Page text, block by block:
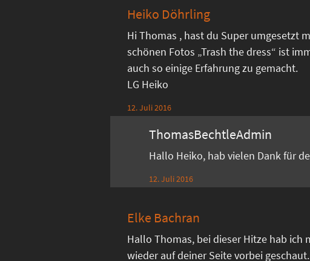
Heiko Döhrling
Hi Thomas , hast du Super umgesetzt
schönen Fotos „Trash the dress“ ist
auch so einige Erfahrung zu gemacht.
LG Heiko
12. Juli 2016
ThomasBechtleAdmin
Hallo Heiko, hab vielen Dank für
12. Juli 2016
Elke Bachran
Hallo Thomas, bei dieser Hitze hab ich
wieder auf deiner Seite vorbei